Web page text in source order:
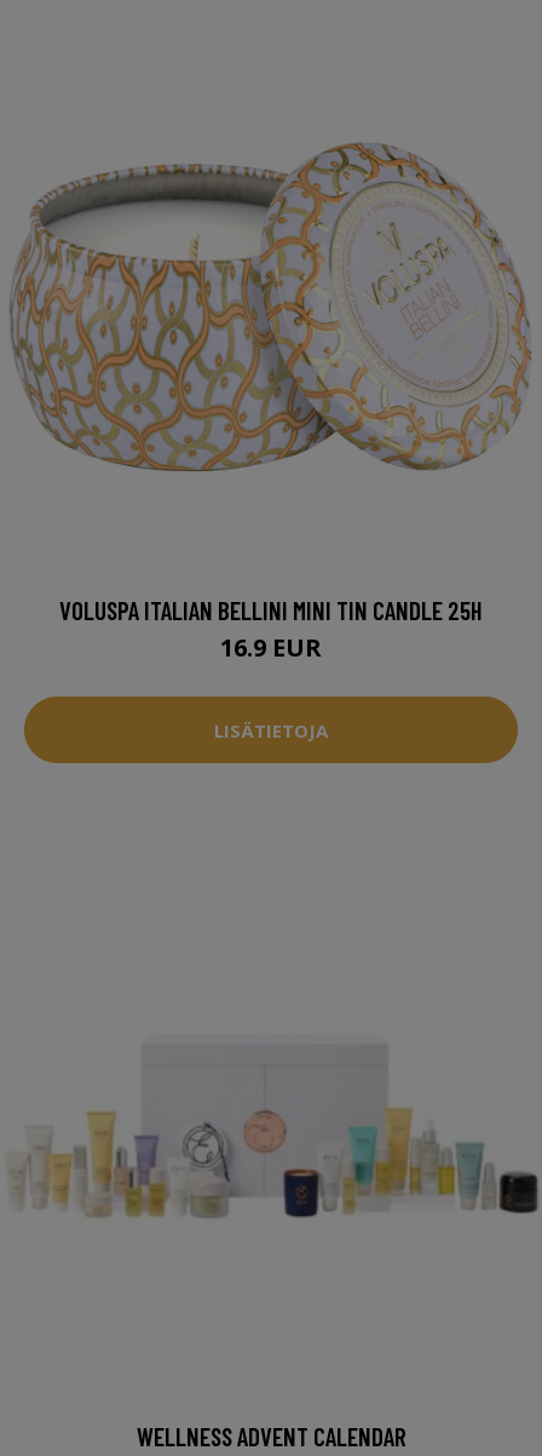
VOLUSPA ITALIAN BELLINI MINI TIN CANDLE 25H
16.9 EUR
LISÄTIETOJA
WELLNESS ADVENT CALENDAR